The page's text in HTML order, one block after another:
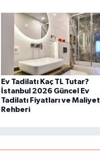
Ev Tadilatı Kaç TL Tutar?
İstanbul 2026 Güncel Ev
Tadilatı Fiyatları ve Maliyet
Rehberi